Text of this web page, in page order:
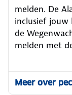
melden. De
inclusief jouw
de
melden met
Meer over